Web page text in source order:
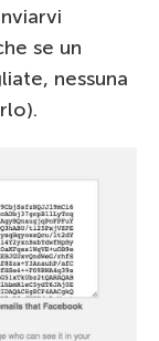
se un
nessuna